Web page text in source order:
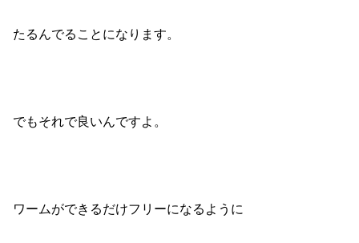
たるんでることになります。
でもそれで良いんですよ。
ワームができるだけフリーになるように